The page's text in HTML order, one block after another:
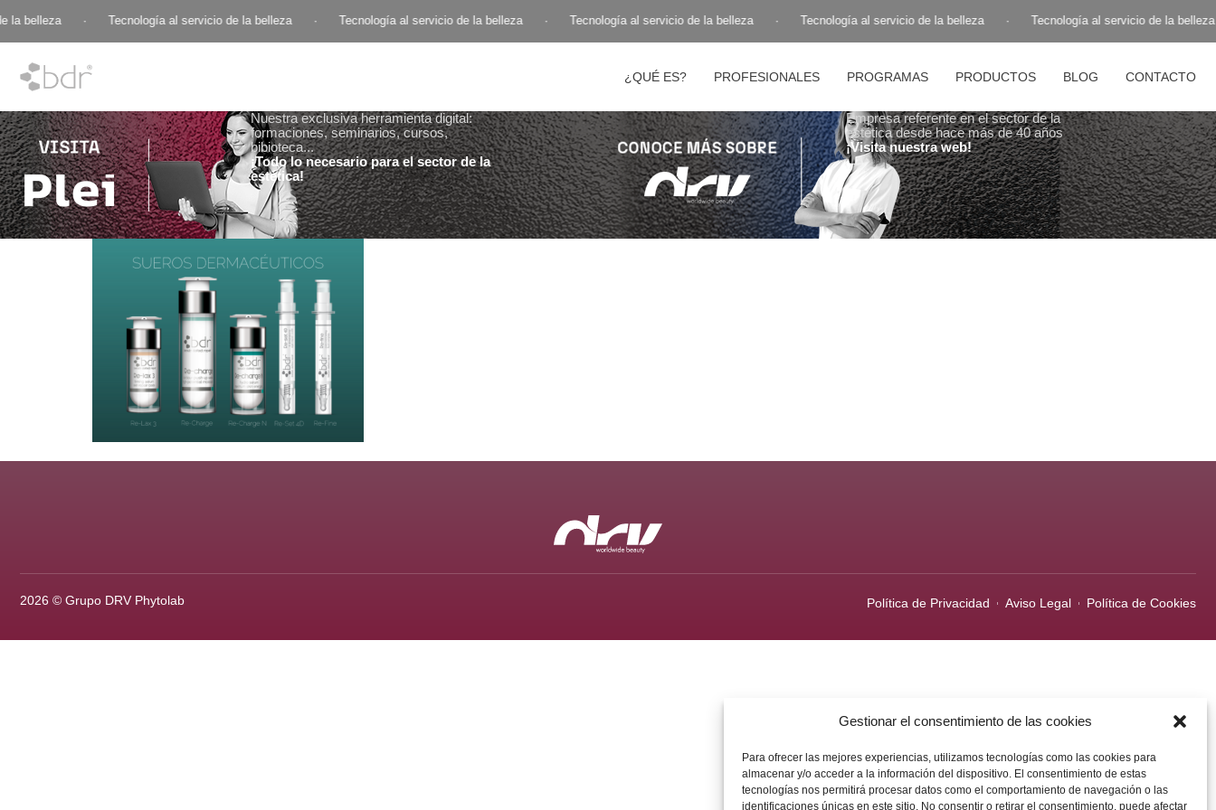
Gestionar el consentimiento de las cookies
Para ofrecer las mejores experiencias, utilizamos tecnologías como las cookies para
almacenar y/o acceder a la información del dispositivo. El consentimiento de estas
tecnologías nos permitirá procesar datos como el comportamiento de navegación o las
identificaciones únicas en este sitio. No consentir o retirar el consentimiento, puede afectar
la belleza Tecnología al servicio de la belleza Tecnología al servicio de la belleza Tecnología al servicio de la belleza Tecnología al servicio de la belleza Tecnología al servicio de la belleza
¿QUÉ ES? PROFESIONALES PROGRAMAS PRODUCTOS BLOG CONTACTO
Nuestra exclusiva herramienta digital:
formaciones, seminarios, cursos,
bibioteca...
¡Todo lo necesario para el sector de la
estética!
Empresa referente en el sector de la
estética desde hace más de 40 años
¡Visita nuestra web!
2026 © Grupo DRV Phytolab Política de Privacidad Aviso Legal Política de Cookies